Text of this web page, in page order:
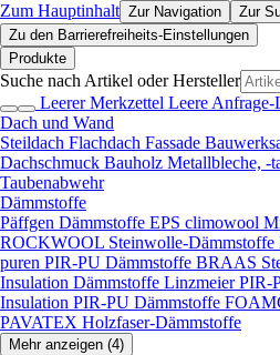
Zum Hauptinhalt Zur Navigation
Zur
Zu den Barrierefreiheits-Einstellungen
Produkte
Suche nach Artikel oder Hersteller
Leerer Merkzettel Leere Anfrage-
Dach und Wand
Steildach Flachdach Fassade
Dachschmuck Bauholz Metallbleche, -
Taubenabwehr
Dämmstoffe
Päffgen Dämmstoffe EPS climowool
ROCKWOOL Steinwolle-Dämmstoffe
puren PIR-PU Dämmstoffe BRAAS
Insulation Dämmstoffe Linzmeier PIR-
Insulation PIR-PU Dämmstoffe
PAVATEX Holzfaser-Dämmstoffe
Mehr anzeigen (4)